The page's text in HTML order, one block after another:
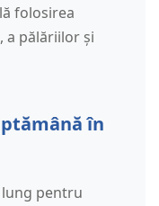
folosirea
a pălăriilor și
în
pentru